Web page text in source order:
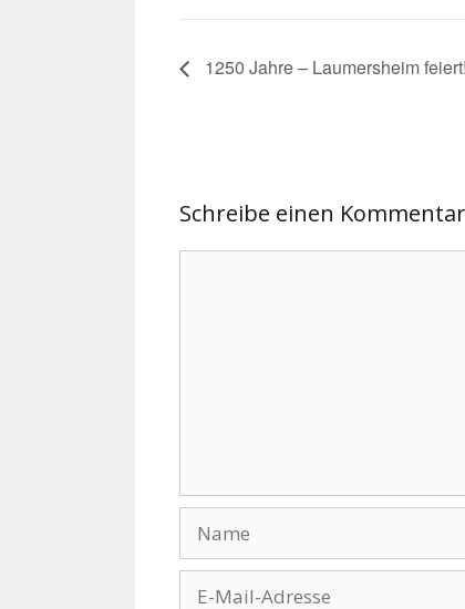
1250 Jahre – Laumersheim feiert!
Schreibe einen Kommentar
Name